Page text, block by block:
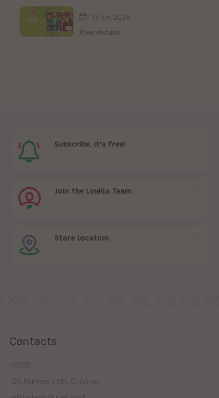
17 Iun 2026
View details
Subscribe, it's free!
Join the Linella Team
Store location
Contacts
14505
121, Muncesti str., Chisinau